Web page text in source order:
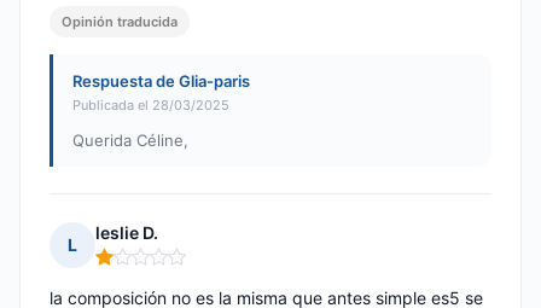
Opinión traducida
Respuesta de Glia-paris
Publicada el 28/03/2025
Querida Céline,
L
leslie D.
Nota: 1 de 5
la composición no es la misma que antes simple es5 se